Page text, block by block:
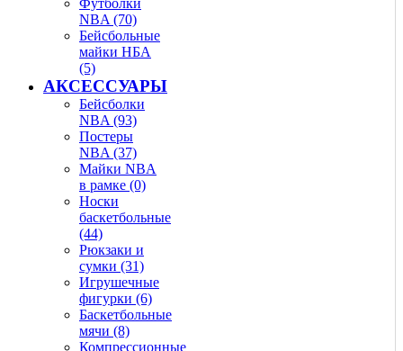
NBA (70)
Бейсбольные
майки НБА
(5)
АКСЕССУАРЫ
Бейсболки
NBA (93)
Постеры
NBA (37)
Майки NBA
в рамке (0)
Носки
баскетбольные
(44)
Рюкзаки и
сумки (31)
Игрушечные
фигурки (6)
Баскетбольные
мячи (8)
Компрессионные